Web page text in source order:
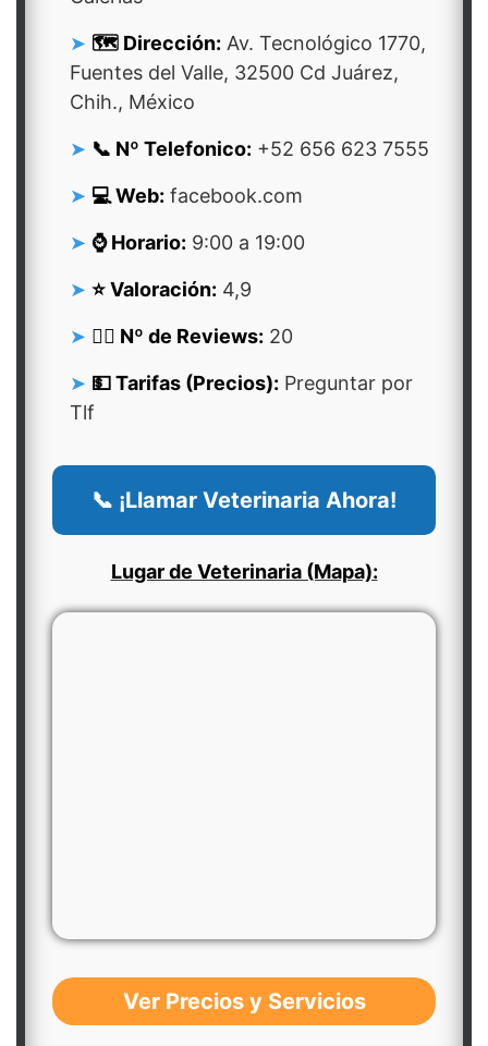
🗺️ Dirección: Av. Tecnológico 1770,
Fuentes del Valle, 32500 Cd Juárez,
Chih., México
📞 Nº Telefonico: +52 656 623 7555
💻 Web: facebook.com
⌚ Horario: 9:00 a 19:00
⭐ Valoración: 4,9
👍🏻 Nº de Reviews: 20
💵 Tarifas (Precios): Preguntar por
Tlf
📞 ¡Llamar Veterinaria Ahora!
Lugar de Veterinaria (Mapa):
Ver Precios y Servicios